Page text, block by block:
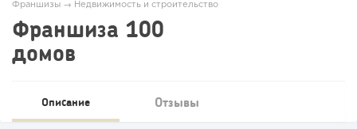
Франшизы → Недвижимость и строительство
Франшиза 100
домов
Описание Отзывы